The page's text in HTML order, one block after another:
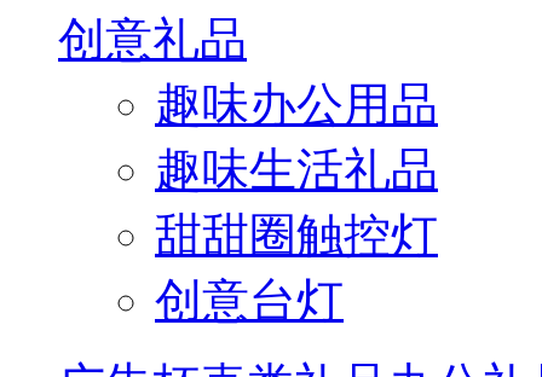
创意礼品
趣味办公用品
趣味生活礼品
甜甜圈触控灯
创意台灯